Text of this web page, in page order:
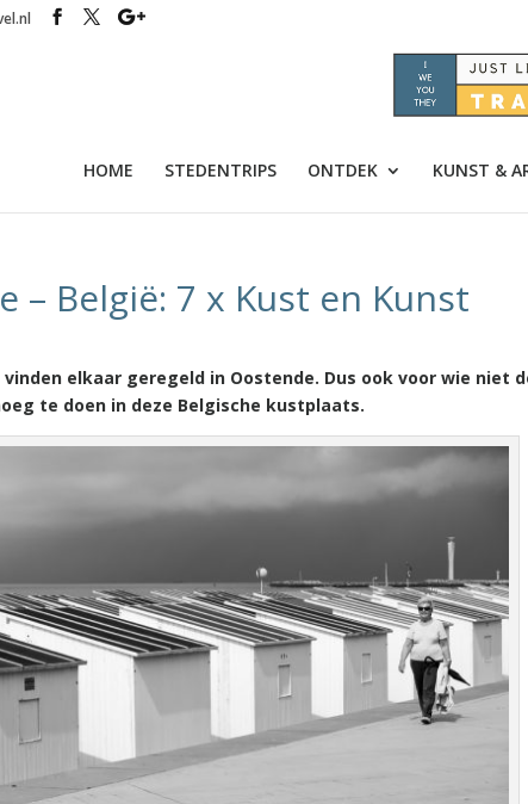
HOME STEDENTRIPS ONTDEK KUNST &
– België: 7 x Kust en Kunst
elkaar geregeld in Oostende. Dus ook voor wie niet
te doen in deze Belgische kustplaats.